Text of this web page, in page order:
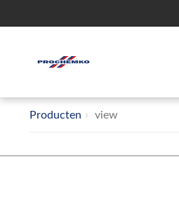
Producten view